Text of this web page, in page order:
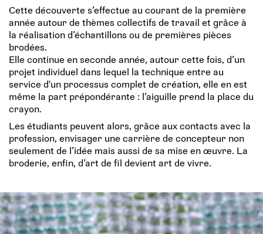
Cette découverte s’effectue au courant de la première
année autour de thèmes collectifs de travail et grâce à
la réalisation d’échantillons ou de premières pièces
brodées.
Elle continue en seconde année, autour cette fois, d’un
projet individuel dans lequel la technique entre au
service d'un processus complet de création, elle en est
même la part prépondérante : l’aiguille prend la place du
crayon.
Les étudiants peuvent alors, grâce aux contacts avec la
profession, envisager une carrière de concepteur non
seulement de l’idée mais aussi de sa mise en œuvre. La
broderie, enfin, d’art de fil devient art de vivre.